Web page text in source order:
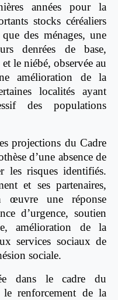
années pour la
stocks céréaliers
des ménages, une
denrées de base,
le niébé, observée au
amélioration de la
localités ayant
des populations
projections du Cadre
d’une absence de
les risques identifiés.
et ses partenaires,
une réponse
d’urgence, soutien
amélioration de la
services sociaux de
sociale.
dans le cadre du
le renforcement de la